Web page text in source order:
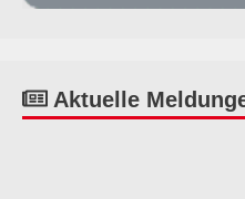
Aktuelle